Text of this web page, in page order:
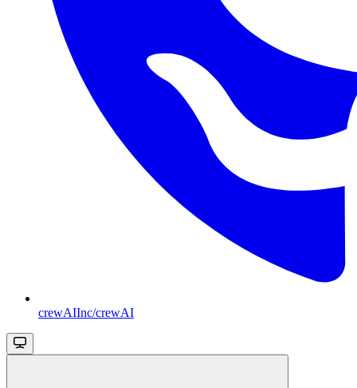
crewAIInc/crewAI